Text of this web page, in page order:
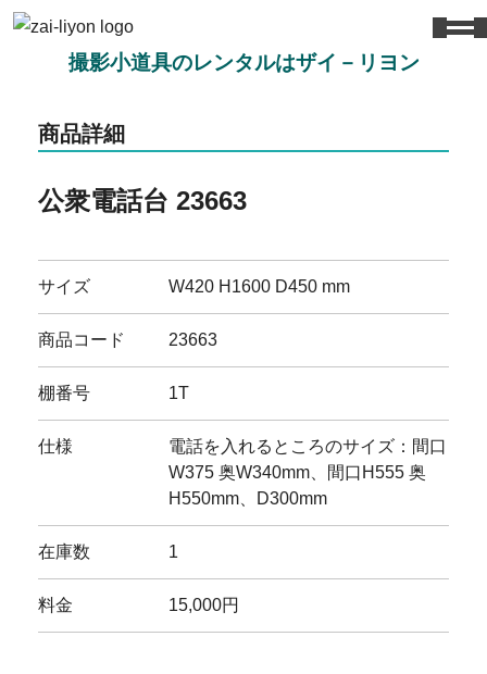
撮影小道具のレンタルはザイ－リヨン
商品詳細
公衆電話台 23663
サイズ W420 H1600 D450 mm
商品コード 23663
棚番号 1T
仕様
電話を入れるところのサイズ：間口
W375 奥W340mm、間口H555 奥
H550mm、D300mm
在庫数 1
料金 15,000円